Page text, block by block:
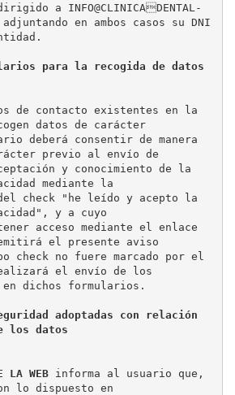
a INFO@CLINICADENTAL-
adjuntando en ambos casos su DNI
para la recogida de datos
de contacto existentes en la
datos de carácter
deberá consentir de manera
previo al envío de
y conocimiento de la
mediante la
del check "he leído y acepto la
y a cuyo
acceso mediante el enlace
el presente aviso
check no fuere marcado por el
el envío de los
en dichos formularios.
adoptadas con relación
los datos
LA WEB informa al usuario que,
lo dispuesto en